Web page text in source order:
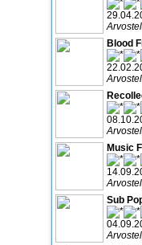
Blood
Music
Sub